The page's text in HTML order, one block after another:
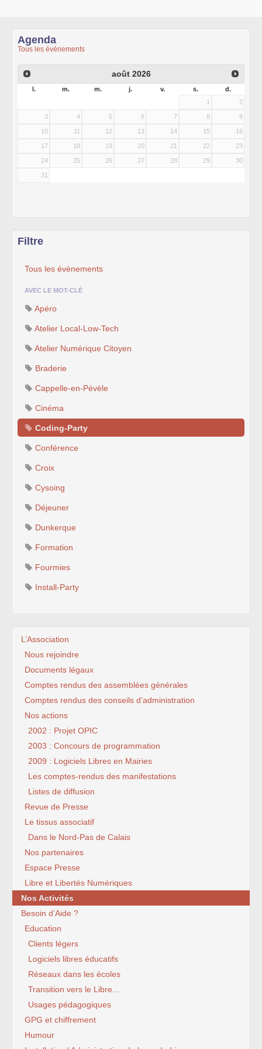
Agenda
Tous les événements
août 2026
l. m. m. j. v. s.
d.
1
2
3 4 5 6 7 8 9
10 11 12 13 14 15 16
17 18 19 20 21 22 23
24 25 26 27 28 29 30
31
Filtre
Tous les évènements
AVEC LE MOT-CLÉ
Apéro
Atelier Local-Low-Tech
Atelier Numérique Citoyen
Braderie
Cappelle-en-Pévèle
Cinéma
Coding-Party
Conférence
Croix
Cysoing
Déjeuner
Dunkerque
Formation
Fourmies
Install-Party
L’Association
Nous rejoindre
Documents légaux
Comptes rendus des assemblées générales
Comptes rendus des conseils d’administration
Nos actions
2002 : Projet OPIC
2003 : Concours de programmation
2009 : Logiciels Libres en Mairies
Les comptes-rendus des manifestations
Listes de diffusion
Revue de Presse
Le tissus associatif
Dans le Nord-Pas de Calais
Nos partenaires
Espace Presse
Libre et Libertés Numériques
Nos Activités
Besoin d’Aide ?
Education
Clients légers
Logiciels libres éducatifs
Réseaux dans les écoles
Transition vers le Libre...
Usages pédagogiques
GPG et chiffrement
Humour